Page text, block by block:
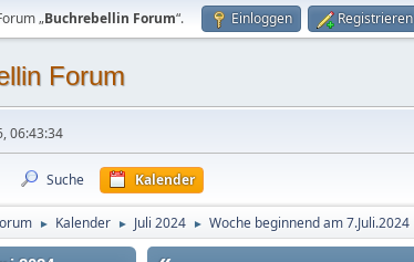
„Buchrebellin Forum“. Einloggen Registrieren
Forum
06:43:34
Suche Kalender
► Kalender ► Juli 2024 ► Woche beginnend am 7.Juli.2024